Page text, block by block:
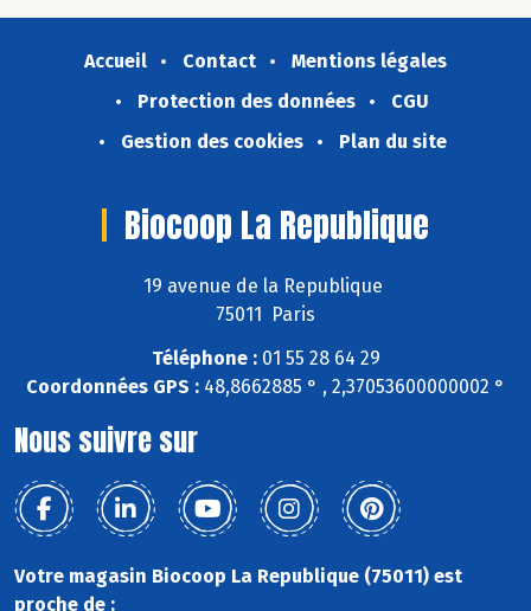
Accueil Contact
Mentions légales
Protection des données
CGU
Gestion des cookies
Plan du site
Biocoop La Republique
19 avenue de la Republique
75011 Paris
Téléphone :01 55 28 64 29
Coordonnées GPS : 48,8662885 ° , 2,37053600000002 °
Nous suivre sur
Votre magasin Biocoop La Republique (75011) est
proche de :